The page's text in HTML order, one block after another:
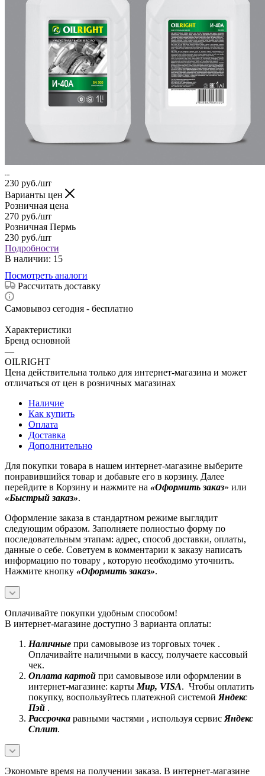
230 руб./шт
Варианты цен
Розничная цена
270 руб./шт
Розничная Пермь
230 руб./шт
Подробности
В наличии: 15
Посмотреть аналоги
Рассчитать доставку
Самовывоз сегодня - бесплатно
Характеристики
Бренд основной
—
OILRIGHT
Цена действительна только для интернет-магазина и может
отличаться от цен в розничных магазинах
Наличие
Как купить
Оплата
Доставка
Дополнительно
Для покупки товара в нашем интернет-магазине выберите
понравившийся товар и добавьте его в корзину. Далее
перейдите в Корзину и нажмите на «Оформить заказ» или
«Быстрый заказ».
Оформление заказа в стандартном режиме выглядит
следующим образом. Заполняете полностью форму по
последовательным этапам: адрес, способ доставки, оплаты,
данные о себе. Советуем в комментарии к заказу написать
информацию по товару , которую необходимо уточнить.
Нажмите кнопку «Оформить заказ».
Оплачивайте покупки удобным способом!
В интернет-магазине доступно 3 варианта оплаты:
Наличные при самовывозе из торговых точек .
Оплачивайте наличными в кассу, получаете кассовый
чек.
Оплата картой при самовывозе или оформлении в
интернет-магазине: карты Mир, VISA. Чтобы оплатить
покупку, воспользуйтесь платежной системой Яндекс
Пэй .
Рассрочка равными частями , используя сервис Яндекс
Сплит.
Экономьте время на получении заказа. В интернет-магазине